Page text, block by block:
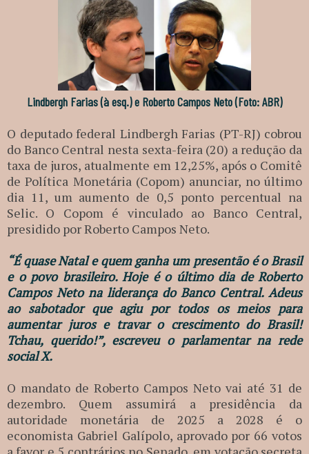
Lindbergh Farias (à esq.) e Roberto Campos Neto (Foto: ABR)
O deputado federal Lindbergh Farias (PT-RJ) cobrou
do Banco Central nesta sexta-feira (20) a redução da
taxa de juros, atualmente em 12,25%, após o Comitê
de Política Monetária (Copom) anunciar, no último
dia 11, um aumento de 0,5 ponto percentual na
Selic. O Copom é vinculado ao Banco Central,
presidido por Roberto Campos Neto.
“É quase Natal e quem ganha um presentão é o Brasil
e o povo brasileiro. Hoje é o último dia de Roberto
Campos Neto na liderança do Banco Central. Adeus
ao sabotador que agiu por todos os meios para
aumentar juros e travar o crescimento do Brasil!
Tchau, querido!”, escreveu o parlamentar na rede
social X.
O mandato de Roberto Campos Neto vai até 31 de
dezembro. Quem assumirá a presidência da
autoridade monetária de 2025 a 2028 é o
economista Gabriel Galípolo, aprovado por 66 votos